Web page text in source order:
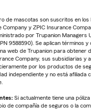
de mascotas son suscritos en
y ZPIC Insurance
por Trupanion Managers
9588590). Se aplican términos y
web de Trupanion para obtener
Company, sus subsidiarias y
por los productos de
independiente y no está afiliada
Si actualmente tiene una
de compañía de seguros o la